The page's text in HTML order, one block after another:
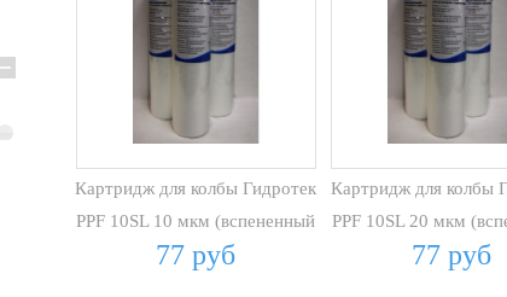
Картридж для колбы Гидротек
PPF 10SL 10 мкм (вспененный
ПП)
77 руб
Картридж для колбы
PPF 10SL 20 мкм
ПП)
77 руб